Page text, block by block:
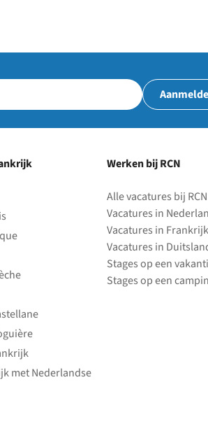
met Nederlandse
Werken bij RCN
Alle vacatures bij
Vacatures in
Vacatures in Frankrijk
Vacatures in
Stages op een
Stages op een